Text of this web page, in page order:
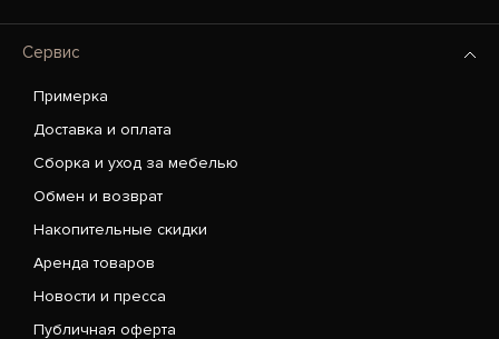
Сервис
Примерка
Доставка и оплата
Сборка и уход за мебелью
Обмен и возврат
Накопительные скидки
Аренда товаров
Новости и пресса
Публичная оферта